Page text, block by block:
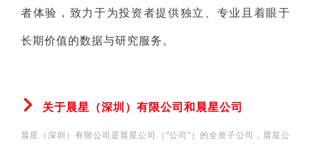
者体验，致力于为投资者提供独立、专业且着眼于
长期价值的数据与研究服务。
关于晨星（深圳）有限公司和晨星公司
晨星（深圳）有限公司是晨星公司（“公司”）的全资子公司，晨星公